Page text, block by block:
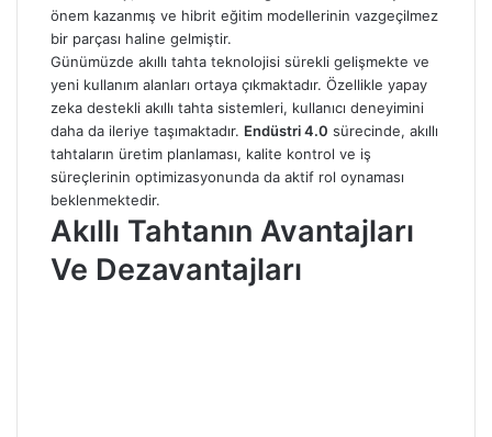
önem kazanmış ve hibrit eğitim modellerinin vazgeçilmez
bir parçası haline gelmiştir.
Günümüzde akıllı tahta teknolojisi sürekli gelişmekte ve
yeni kullanım alanları ortaya çıkmaktadır. Özellikle yapay
zeka destekli akıllı tahta sistemleri, kullanıcı deneyimini
daha da ileriye taşımaktadır. Endüstri 4.0 sürecinde, akıllı
tahtaların üretim planlaması, kalite kontrol ve iş
süreçlerinin optimizasyonunda da aktif rol oynaması
beklenmektedir.
Akıllı Tahtanın Avantajları
Ve Dezavantajları